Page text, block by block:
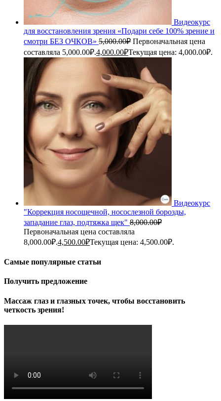
Видеокурс
для восстановления зрения «Подари себе 100% зрение и
смотри БЕЗ ОЧКОВ» 5,000.00₽ Первоначальная цена
составляла 5,000.00₽.4,000.00₽Текущая цена: 4,000.00₽.
Видеокурс
"Коррекция носощечной, носослезной борозды,
западание глаз, подтяжка щек" 8,000.00₽
Первоначальная цена составляла
8,000.00₽.4,500.00₽Текущая цена: 4,500.00₽.
Самые популярные статьи
Получить предложение
Массаж глаз и глазных точек, чтобы восстановить
четкость зрения!